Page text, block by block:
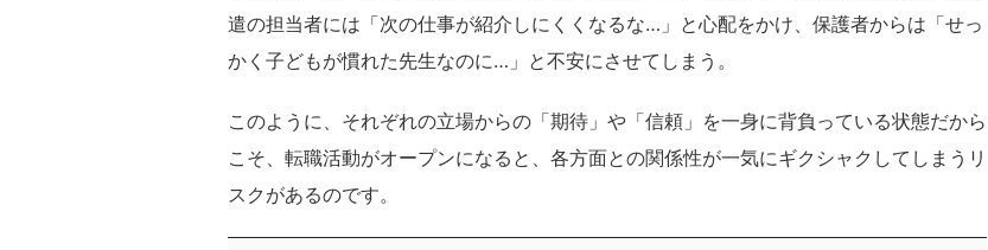
遣の担当者には「次の仕事が紹介しにくくなるな…」と心配をかけ、保護者からは「せっ
かく子どもが慣れた先生なのに…」と不安にさせてしまう。
このように、それぞれの立場からの「期待」や「信頼」を一身に背負っている状態だから
こそ、転職活動がオープンになると、各方面との関係性が一気にギクシャクしてしまうリ
スクがあるのです。